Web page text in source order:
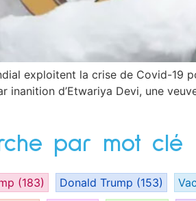
exploitent la crise de Covid-19
d’Etwariya Devi, une
par mot clé
(183) Donald Trump (153)